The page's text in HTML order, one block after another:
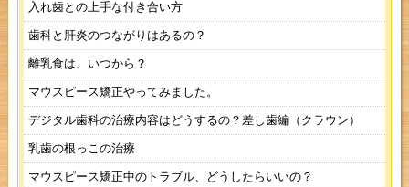
入れ歯との上手な付き合い方
歯科と肝炎のつながりはあるの？
離乳食は、いつから？
マウスピース矯正やってみました。
デジタル歯科の治療内容はどうするの？差し歯編（クラウン）
乳歯の根っこの治療
マウスピース矯正中のトラブル、どうしたらいいの？